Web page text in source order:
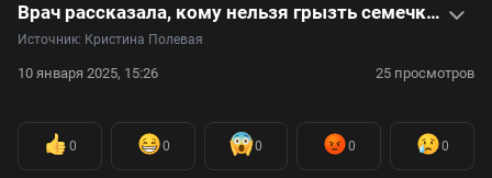
Врач рассказала, кому нельзя грызть семечки — видео
Источник: Кристина Полевая
10 января 2025, 15:26 25 просмотров
0 0 0 0 0